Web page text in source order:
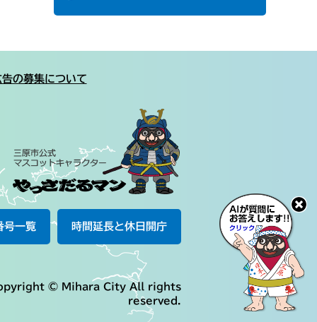
告の募集について
号一覧 時間延長と休日開庁
© Mihara City All rights
reserved.